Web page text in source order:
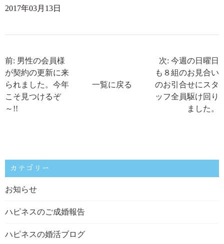
2017年03月13日
前: 男性の会員様
が契約の更新に来
られました。今年
こそ見つけるぞ
～!!
一覧に戻る
次: 今週の日曜日
も８組のお見合い
のお引合せにスタ
ッフ全員駆け回り
ました。
カテゴリー
お知らせ
ハピネスのご成婚報告
ハピネスの婚活ブログ